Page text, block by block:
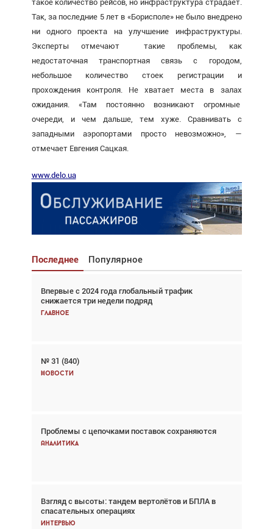
такое количество рейсов, но инфраструктура страдает.
Так, за последние 5 лет в «Борисполе» не было внедрено
ни одного проекта на улучшение инфраструктуры.
Эксперты отмечают такие проблемы, как
недостаточная транспортная связь с городом,
небольшое количество стоек регистрации и
прохождения контроля. Не хватает места в залах
ожидания. «Там постоянно возникают огромные
очереди, и чем дальше, тем хуже. Сравнивать с
западными аэропортами просто невозможно», —
отмечает Евгения Сацкая.
www.delo.ua
Последнее Популярное
Впервые с 2024 года глобальный трафик
снижается три недели подряд
Главное
№ 31 (840)
Новости
Проблемы с цепочками поставок сохраняются
Аналитика
Взгляд с высоты: тандем вертолётов и БПЛА в
спасательных операциях
Интервью
Взгляд с высоты: тандем вертолётов и БПЛА в
спасательных операциях
Главное
Авиационный фотограф Дэйв Кох: «Фотография
говорит сама за себя... а ИИ всё портит»
Впервые с 2024 года глобальный трафик
снижается три недели подряд
Частный самолёт – это актив. Подходите к
покупке соответствующим образом
Интервью